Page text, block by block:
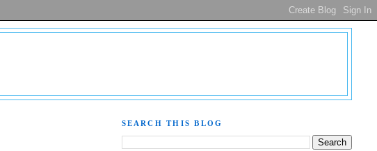
SEARCH THIS BLOG